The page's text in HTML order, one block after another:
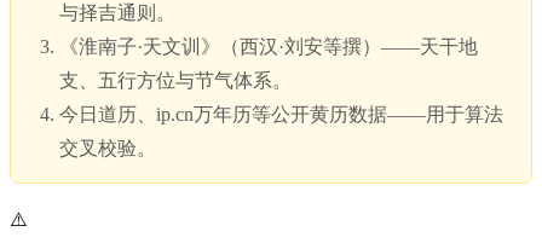
与择吉通则。
《淮南子·天文训》（西汉·刘安等撰）——天干地
支、五行方位与节气体系。
今日道历、ip.cn万年历等公开黄历数据——用于算法
交叉校验。
⚠️